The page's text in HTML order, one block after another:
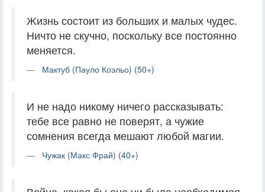
Жизнь состоит из больших и малых чудес.
Ничто не скучно, поскольку все постоянно
меняется.
Мактуб (Пауло Коэльо) (50+)
И не надо никому ничего рассказывать:
тебе все равно не поверят, а чужие
сомнения всегда мешают любой магии.
Чужак (Макс Фрай) (40+)